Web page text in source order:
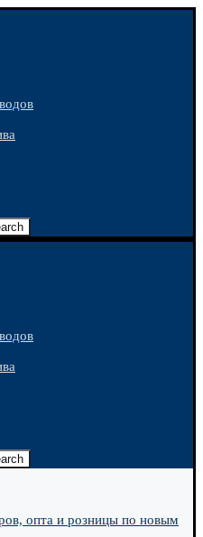
опта и розницы по новым